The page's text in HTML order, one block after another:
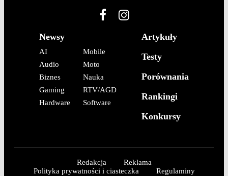
Newsy
AI
Audio
Biznes
Gaming
Hardware
Mobile
Moto
Nauka
RTV/AGD
Software
Artykuły
Testy
Porównania
Rankingi
Konkursy
Redakcja
Reklama
Polityka prywatności i ciasteczka
Regulaminy